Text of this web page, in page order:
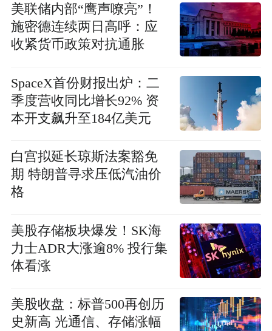
美联储内部“鹰声嘹亮”！
施密德连续两日高呼：应
收紧货币政策对抗通胀
SpaceX首份财报出炉：二
季度营收同比增长92% 资
本开支飙升至184亿美元
白宫拟延长琼斯法案豁免
期 特朗普寻求压低汽油价
格
美股存储板块爆发！SK海
力士ADR大涨逾8% 投行集
体看涨
美股收盘：标普500再创历
史新高 光通信、存储涨幅